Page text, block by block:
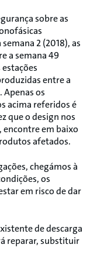
sobre as
2 (2018), as
a semana 49
estações
entre a
Apenas os
acima referidos é
que o design nos
em baixo
afetados.
chegámos à
os
em risco de dar
de descarga
reparar, substituir